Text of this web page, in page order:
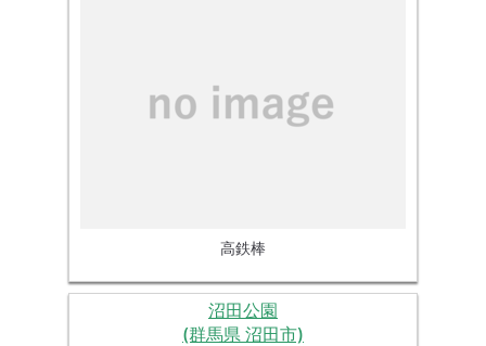
高鉄棒
沼田公園
(群馬県 沼田市)